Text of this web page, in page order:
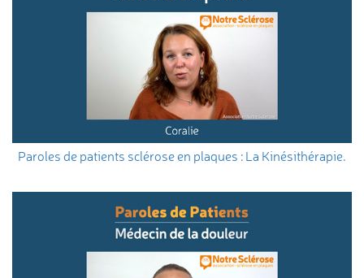
Paroles de patients sclérose en plaques : La Kinésithérapie.